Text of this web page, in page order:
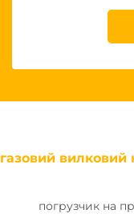
газовий вилковий
погрузчик на